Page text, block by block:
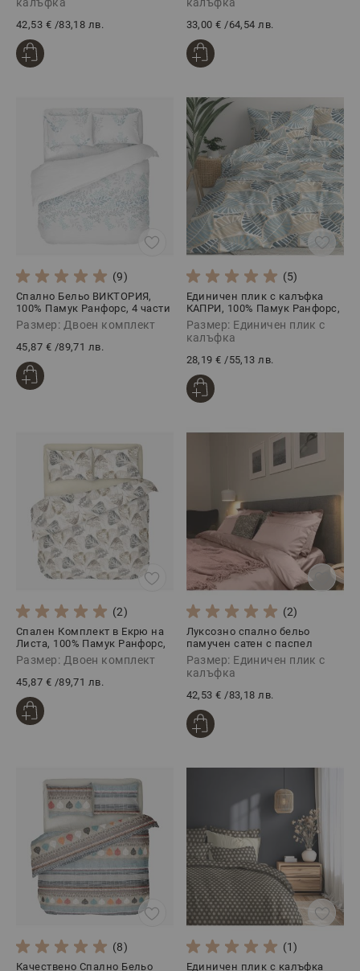
42,53 € /83,18 лв. 33,00 € /64,54 лв.
(9)
Спално Бельо ВИКТОРИЯ,
100% Памук Ранфорс, 4 части
Размер: Двоен комплект
45,87 € /89,71 лв.
(5)
Единичен плик с калъфка
КАПРИ, 100% Памук Ранфорс,
2 части
Размер: Единичен плик с
калъфка
28,19 € /55,13 лв.
(2)
Спален Комплект в Екрю на
Листа, 100% Памук Ранфорс,
4 части, ЕЛИЗАБЕТ
Размер: Двоен комплект
45,87 € /89,71 лв.
(2)
Луксозно спално бельо
памучен сатен с паспел
РОУЗ, 2 части
Размер: Единичен плик с
калъфка
42,53 € /83,18 лв.
(8)
Качествено Спално Бельо
(1)
Единичен плик с калъфка